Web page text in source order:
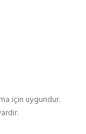
için uygundur.